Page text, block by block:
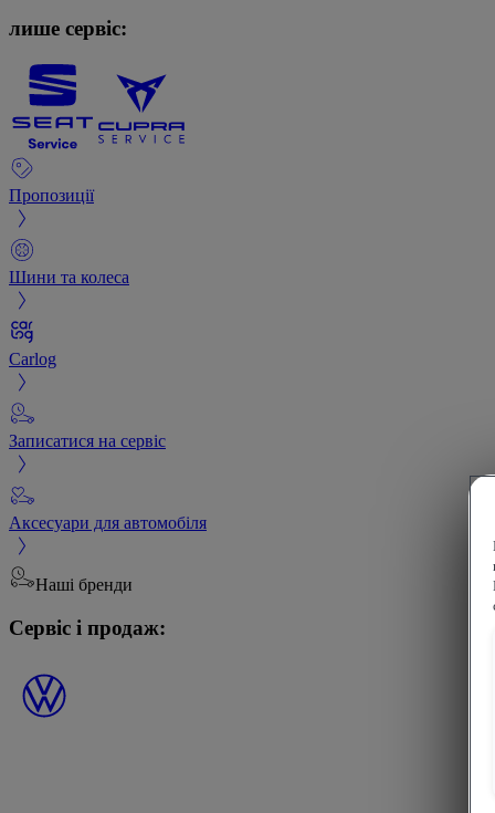
лише сервіс:
Пропозиції
Шини та колеса
Carlog
Записатися на сервіс
Аксесуари для автомобіля
Наші бренди
Сервіс і продаж: